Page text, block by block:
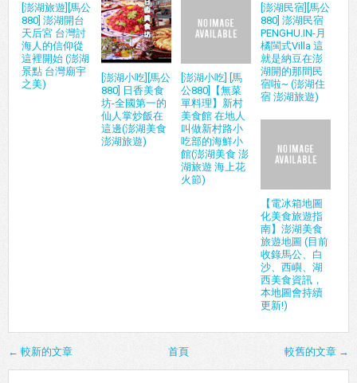
[澎湖旅遊][馬公
880] 澎湖開台
天后宮 台灣討
海人的信仰從
這裡開始 (澎湖
景點 台灣廟宇
之美)
[澎湖小吃][馬公
880] 日香美食
坊-全國第一的
仙人掌炒飯在
這邊(澎湖美食
澎湖旅遊)
[澎湖小吃] [馬
公880]【無菜
單料理】新村
美食館 在地人
叫做新村路小
吃部的海鮮小
館(澎湖美食 澎
湖旅遊 海上花
火節)
[澎湖民宿][馬公
880] 澎湖民宿
PENGHU.IN-月
橘閩式Villa 這
就是納豆在澎
湖開的那間民
宿啦~ (澎湖住
宿 澎湖旅遊)
【電冰箱地圖
化美食旅遊指
南】澎湖美食
旅遊地圖 (目前
收錄馬公、白
沙、西嶼、湖
西美食資訊，
本地圖會持續
更新!)
← 較新的文章 較舊的文章 →
首頁